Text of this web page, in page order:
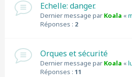
Echelle: danger.
Dernier message par Koala «
Réponses : 2
Orques et sécurité
Dernier message par Koala «
Réponses : 11